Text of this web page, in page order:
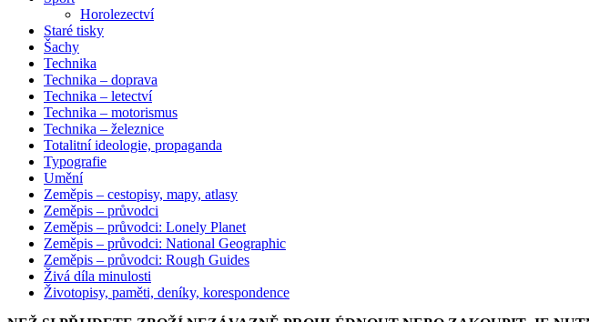
Horolezectví
Staré tisky
Šachy
Technika
Technika – doprava
Technika – letectví
Technika – motorismus
Technika – železnice
Totalitní ideologie, propaganda
Typografie
Umění
Zeměpis – cestopisy, mapy, atlasy
Zeměpis – průvodci
Zeměpis – průvodci: Lonely Planet
Zeměpis – průvodci: National Geographic
Zeměpis – průvodci: Rough Guides
Živá díla minulosti
Životopisy, paměti, deníky, korespondence